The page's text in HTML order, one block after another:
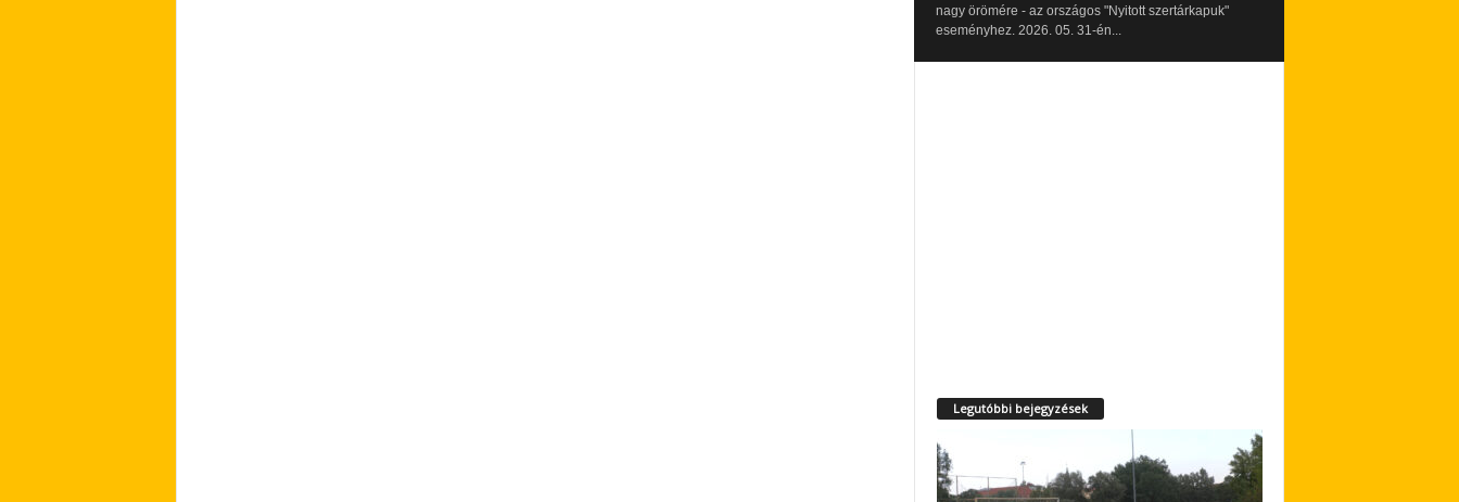
nagy örömére - az országos "Nyitott szertárkapuk"
eseményhez. 2026. 05. 31-én...
Legutóbbi bejegyzések